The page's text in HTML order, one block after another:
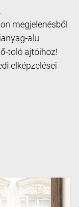
megjelenésből
alu
toló ajtóihoz!
elképzelései